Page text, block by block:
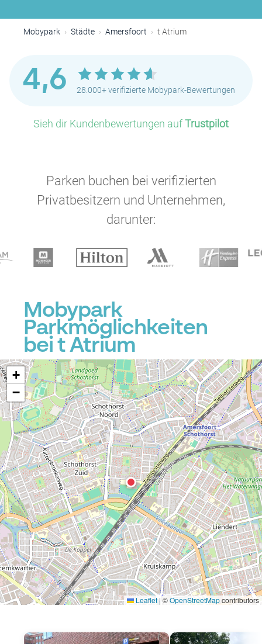
Mobypark Städte Amersfoort t Atrium
4,6 28.000+ verifizierte Mobypark-Bewertungen
Sieh dir Kundenbewertungen aufTrustpilot
Parken buchen bei verifizierten
Privatbesitzern und Unternehmen,
darunter:
Mobypark
Parkmöglichkeiten
bei t Atrium
+
−
Leaflet| ©OpenStreetMapcontributors